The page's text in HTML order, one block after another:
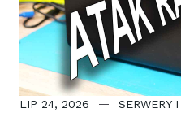
LIP 24, 2026 SERWERY